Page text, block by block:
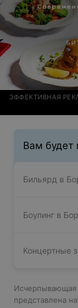
ЭФФЕКТИВНАЯ
Вам будет
Бильярд в
Боулинг в
Концертные
Исчерпывающая
представлена